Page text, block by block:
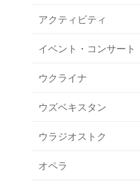
アクティビティ
イベント・コンサート
ウクライナ
ウズベキスタン
ウラジオストク
オペラ